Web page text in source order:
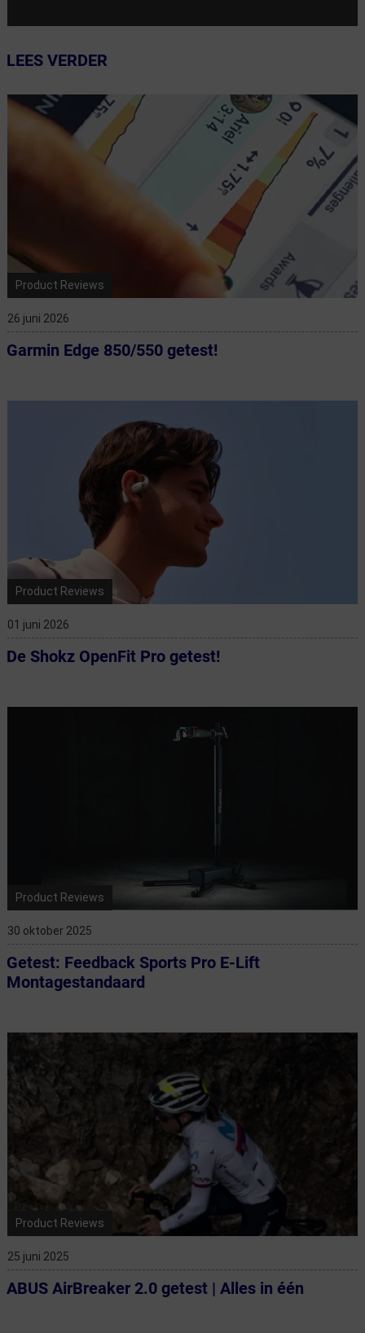
LEES VERDER
Product Reviews
26 juni 2026
Garmin Edge 850/550 getest!
Product Reviews
01 juni 2026
De Shokz OpenFit Pro getest!
Product Reviews
30 oktober 2025
Getest: Feedback Sports Pro E-Lift
Montagestandaard
Product Reviews
25 juni 2025
ABUS AirBreaker 2.0 getest | Alles in één